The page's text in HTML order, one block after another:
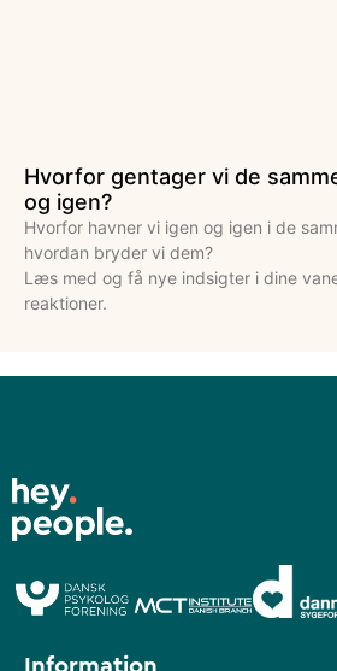
Hvorfor gentager vi de
og igen?
Hvorfor havner vi igen og igen i de
hvordan bryder vi dem?
Læs med og få nye indsigter i dine
reaktioner.
Information